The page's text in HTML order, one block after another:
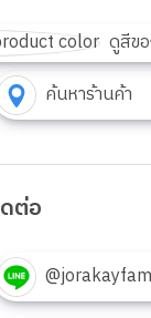
ดูสีข
ค้นหาร้านค้า
ต่อ